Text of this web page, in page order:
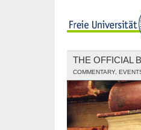
THE OFFICIAL
COMMENTARY,